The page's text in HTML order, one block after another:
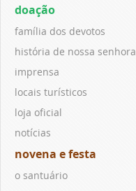
doação
família dos devotos
história de nossa senhora
imprensa
locais turísticos
loja oficial
notícias
novena e festa
o santuário